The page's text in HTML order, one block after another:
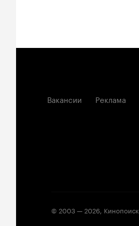
Вакансии Реклама
© 2003 —2026, Кинопоиск